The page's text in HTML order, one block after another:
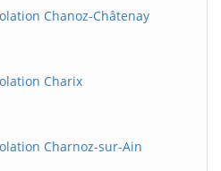
Chanoz-Châtenay
Charix
Charnoz-sur-Ain